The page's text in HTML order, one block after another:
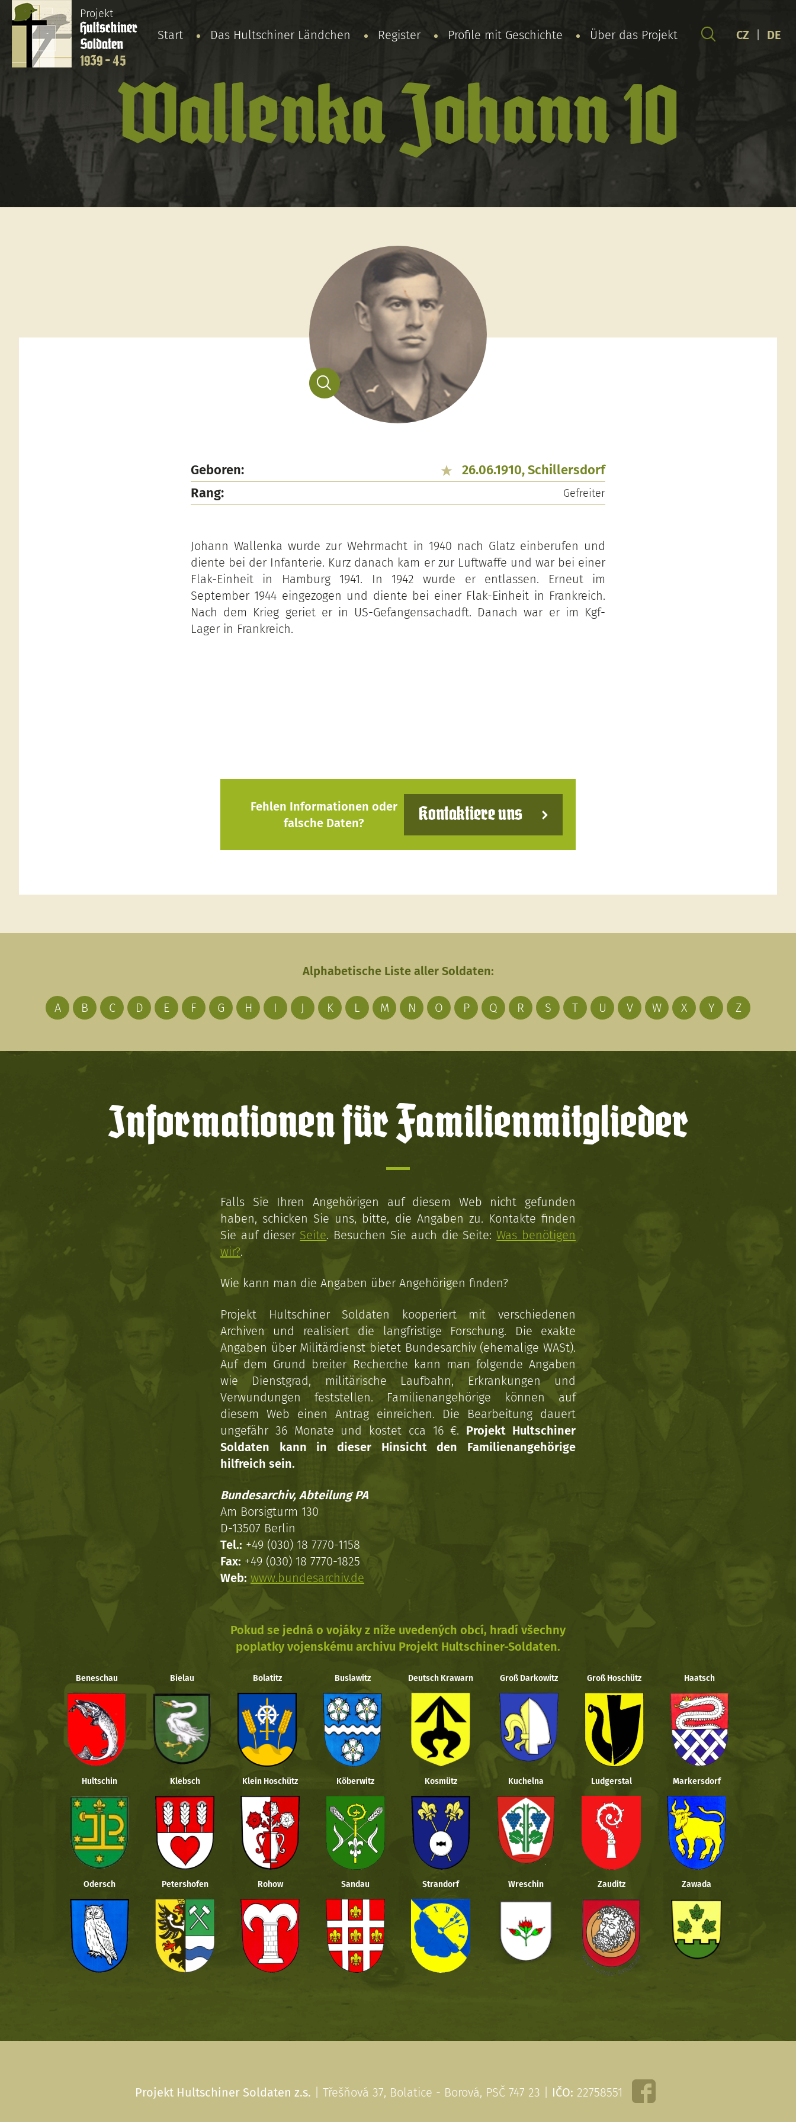
Projekt
Hultschiner
Soldaten
1939 - 45
Start Das Hultschiner Ländchen Register Profile mit Geschichte Über das Projekt CZ DE
Wallenka Johann 10
Geboren:
26.06.1910, Schillersdorf
Rang:
Gefreiter
Johann Wallenka wurde zur Wehrmacht in 1940 nach Glatz einberufen und
diente bei der Infanterie. Kurz danach kam er zur Luftwaffe und war bei einer
Flak-Einheit in Hamburg 1941. In 1942 wurde er entlassen. Erneut im
September 1944 eingezogen und diente bei einer Flak-Einheit in Frankreich.
Nach dem Krieg geriet er in US-Gefangensachadft. Danach war er im Kgf-
Lager in Frankreich.
Fehlen Informationen oder
falsche Daten?
Kontaktiere uns
Alphabetische Liste aller Soldaten:
A B C D E F G H I J K L M N O P Q R S T U V W X Y Z
Informationen für Familienmitglieder
Falls Sie Ihren Angehörigen auf diesem Web nicht gefunden
haben, schicken Sie uns, bitte, die Angaben zu. Kontakte finden
Sie auf dieser Seite. Besuchen Sie auch die Seite:Was benötigen
wir?.
Wie kann man die Angaben über Angehörigen finden?
Projekt Hultschiner Soldaten kooperiert mit verschiedenen
Archiven und realisiert die langfristige Forschung. Die exakte
Angaben über Militärdienst bietet Bundesarchiv (ehemalige WASt).
Auf dem Grund breiter Recherche kann man folgende Angaben
wie Dienstgrad, militärische Laufbahn, Erkrankungen und
Verwundungen feststellen. Familienangehörige können auf
diesem Web einen Antrag einreichen. Die Bearbeitung dauert
ungefähr 36 Monate und kostet cca 16 €. Projekt Hultschiner
Soldaten kann in dieser Hinsicht den Familienangehörige
hilfreich sein.
Bundesarchiv, Abteilung PA
Am Borsigturm 130
D-13507 Berlin
Tel.: +49 (030) 18 7770-1158
Fax: +49 (030) 18 7770-1825
Web: www.bundesarchiv.de
Pokud se jedná o vojáky z níže uvedených obcí, hradí všechny
poplatky vojenskému archivu Projekt Hultschiner-Soldaten.
Beneschau Bielau Bolatitz Buslawitz Deutsch Krawarn Groß Darkowitz Groß Hoschütz Haatsch
Hultschin Klebsch Klein Hoschütz Köberwitz Kosmütz Kuchelna Ludgerstal Markersdorf
Odersch Petershofen Rohow Sandau Strandorf Wreschin Zauditz Zawada
Projekt Hultschiner Soldaten z.s. | Třešňová 37, Bolatice - Borová, PSČ 747 23 | IČO: 22758551